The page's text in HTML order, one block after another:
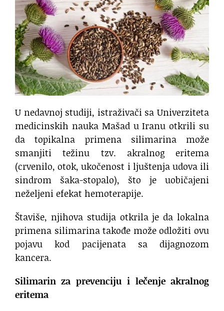
U nedavnoj studiji, istraživači sa Univerziteta
medicinskih nauka Mašad u Iranu otkrili su
da topikalna primena silimarina može
smanjiti težinu tzv. akralnog eritema
(crvenilo, otok, ukočenost i ljuštenja udova ili
sindrom šaka-stopalo), što je uobičajeni
neželjeni efekat hemoterapije.
Štaviše, njihova studija otkrila je da lokalna
primena silimarina takođe može odložiti ovu
pojavu kod pacijenata sa dijagnozom
kancera.
Silimarin za prevenciju i lečenje akralnog
eritema